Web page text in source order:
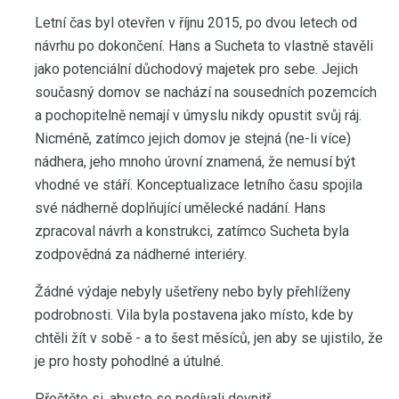
Letní čas byl otevřen v říjnu 2015, po dvou letech od
návrhu po dokončení. Hans a Sucheta to vlastně stavěli
jako potenciální důchodový majetek pro sebe. Jejich
současný domov se nachází na sousedních pozemcích
a pochopitelně nemají v úmyslu nikdy opustit svůj ráj.
Nicméně, zatímco jejich domov je stejná (ne-li více)
nádhera, jeho mnoho úrovní znamená, že nemusí být
vhodné ve stáří. Konceptualizace letního času spojila
své nádherně doplňující umělecké nadání. Hans
zpracoval návrh a konstrukci, zatímco Sucheta byla
zodpovědná za nádherné interiéry.
Žádné výdaje nebyly ušetřeny nebo byly přehlíženy
podrobnosti. Vila byla postavena jako místo, kde by
chtěli žít v sobě - ​​a to šest měsíců, jen aby se ujistilo, že
je pro hosty pohodlné a útulné.